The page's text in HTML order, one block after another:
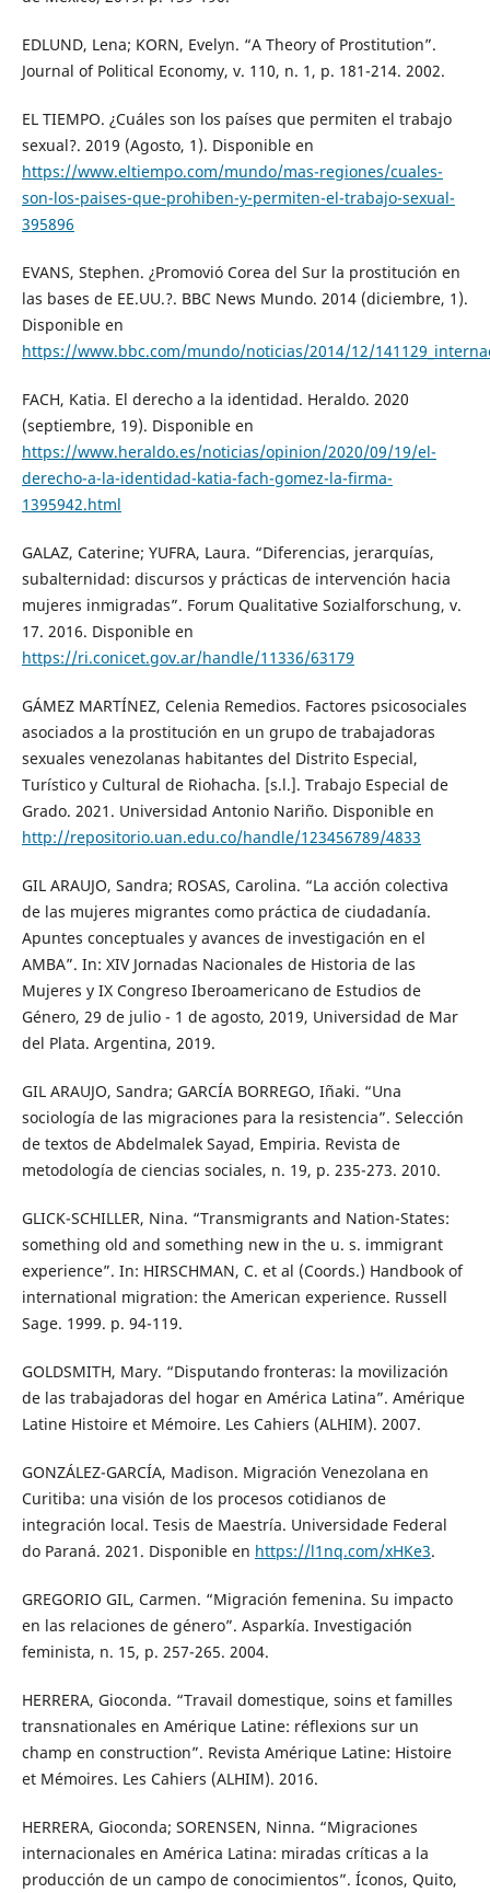
EDLUND, Lena; KORN, Evelyn. “A Theory of Prostitution”.
Journal of Political Economy, v. 110, n. 1, p. 181-214. 2002.
EL TIEMPO. ¿Cuáles son los países que permiten el trabajo
sexual?. 2019 (Agosto, 1). Disponible en
https://www.eltiempo.com/mundo/mas-regiones/cuales-
son-los-paises-que-prohiben-y-permiten-el-trabajo-sexual-
395896
EVANS, Stephen. ¿Promovió Corea del Sur la prostitución en
las bases de EE.UU.?. BBC News Mundo. 2014 (diciembre, 1).
Disponible en
https://www.bbc.com/mundo/noticias/2014/12/
FACH, Katia. El derecho a la identidad. Heraldo. 2020
(septiembre, 19). Disponible en
https://www.heraldo.es/noticias/opinion/2020/09/19/el-
derecho-a-la-identidad-katia-fach-gomez-la-firma-
1395942.html
GALAZ, Caterine; YUFRA, Laura. “Diferencias, jerarquías,
subalternidad: discursos y prácticas de intervención hacia
mujeres inmigradas”. Forum Qualitative Sozialforschung, v.
17. 2016. Disponible en
https://ri.conicet.gov.ar/handle/11336/63179
GÁMEZ MARTÍNEZ, Celenia Remedios. Factores psicosociales
asociados a la prostitución en un grupo de trabajadoras
sexuales venezolanas habitantes del Distrito Especial,
Turístico y Cultural de Riohacha. [s.l.]. Trabajo Especial de
Grado. 2021. Universidad Antonio Nariño. Disponible en
http://repositorio.uan.edu.co/handle/123456789/4833
GIL ARAUJO, Sandra; ROSAS, Carolina. “La acción colectiva
de las mujeres migrantes como práctica de ciudadanía.
Apuntes conceptuales y avances de investigación en el
AMBA”. In: XIV Jornadas Nacionales de Historia de las
Mujeres y IX Congreso Iberoamericano de Estudios de
Género, 29 de julio - 1 de agosto, 2019, Universidad de Mar
del Plata. Argentina, 2019.
GIL ARAUJO, Sandra; GARCÍA BORREGO, Iñaki. “Una
sociología de las migraciones para la resistencia”. Selección
de textos de Abdelmalek Sayad, Empiria. Revista de
metodología de ciencias sociales, n. 19, p. 235-273. 2010.
GLICK-SCHILLER, Nina. “Transmigrants and Nation-States:
something old and something new in the u. s. immigrant
experience”. In: HIRSCHMAN, C. et al (Coords.) Handbook of
international migration: the American experience. Russell
Sage. 1999. p. 94-119.
GOLDSMITH, Mary. “Disputando fronteras: la movilización
de las trabajadoras del hogar en América Latina”. Amérique
Latine Histoire et Mémoire. Les Cahiers (ALHIM). 2007.
GONZÁLEZ-GARCÍA, Madison. Migración Venezolana en
Curitiba: una visión de los procesos cotidianos de
integración local. Tesis de Maestría. Universidade Federal
do Paraná. 2021. Disponible en https://l1nq.com/xHKe3.
GREGORIO GIL, Carmen. “Migración femenina. Su impacto
en las relaciones de género”. Asparkía. Investigación
feminista, n. 15, p. 257-265. 2004.
HERRERA, Gioconda. “Travail domestique, soins et familles
transnationales en Amérique Latine: réflexions sur un
champ en construction”. Revista Amérique Latine: Histoire
et Mémoires. Les Cahiers (ALHIM). 2016.
HERRERA, Gioconda; SORENSEN, Ninna. “Migraciones
internacionales en América Latina: miradas críticas a la
producción de un campo de conocimientos”. Íconos, Quito,